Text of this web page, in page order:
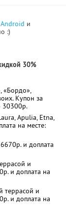
Android и
:)
30%
«Бордо»,
Купон за
30300р.
Apulia, Etnа,
на месте:
и доплата
и
и доплата на
террасой и
и доплата на